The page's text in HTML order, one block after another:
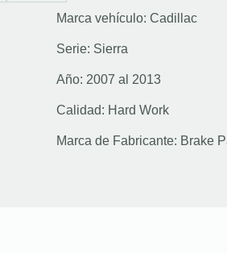
Marca vehículo: Cadillac
Serie: Sierra
Año: 2007 al 2013
Calidad: Hard Work
Marca de Fabricante: Brake